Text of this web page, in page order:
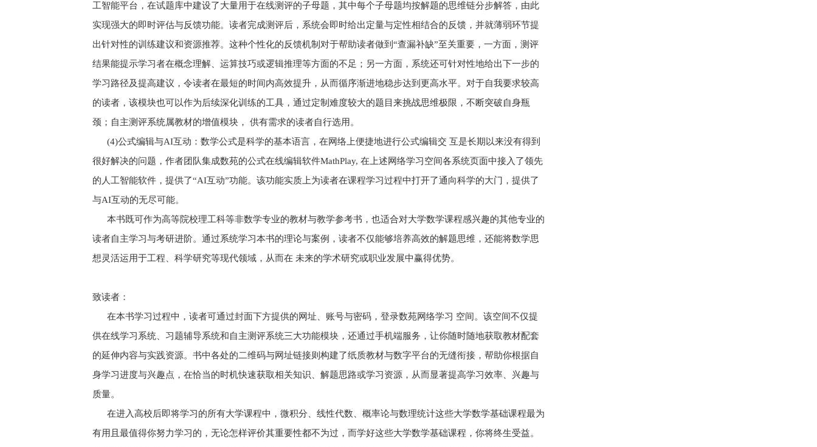
工智能平台，在试题库中建设了大量用于在线测评的子母题，其中每个子母题均按解题的思维链分步解答，由此
实现强大的即时评估与反馈功能。读者完成测评后，系统会即时给出定量与定性相结合的反馈，并就薄弱环节提
出针对性的训练建议和资源推荐。这种个性化的反馈机制对于帮助读者做到“查漏补缺”至关重要，一方面，测评
结果能提示学习者在概念理解、运算技巧或逻辑推理等方面的不足；另一方面，系统还可针对性地给出下一步的
学习路径及提高建议，令读者在最短的时间内高效提升，从而循序渐进地稳步达到更高水平。对于自我要求较高
的读者，该模块也可以作为后续深化训练的工具，通过定制难度较大的题目来挑战思维极限，不断突破自身瓶
颈；自主测评系统属教材的增值模块， 供有需求的读者自行选用。
(4)公式编辑与AI互动：数学公式是科学的基本语言，在网络上便捷地进行公式编辑交 互是长期以来没有得到
很好解决的问题，作者团队集成数苑的公式在线编辑软件MathPlay, 在上述网络学习空间各系统页面中接入了领先
的人工智能软件，提供了“AI互动”功能。该功能实质上为读者在课程学习过程中打开了通向科学的大门，提供了
与AI互动的无尽可能。
本书既可作为高等院校理工科等非数学专业的教材与教学参考书，也适合对大学数学课程感兴趣的其他专业的
读者自主学习与考研进阶。通过系统学习本书的理论与案例，读者不仅能够培养高效的解题思维，还能将数学思
想灵活运用于工程、科学研究等现代领域，从而在 未来的学术研究或职业发展中赢得优势。
致读者：
在本书学习过程中，读者可通过封面下方提供的网址、账号与密码，登录数苑网络学习 空间。该空间不仅提
供在线学习系统、习题辅导系统和自主测评系统三大功能模块，还通过手机端服务，让你随时随地获取教材配套
的延伸内容与实践资源。书中各处的二维码与网址链接则构建了纸质教材与数字平台的无缝衔接，帮助你根据自
身学习进度与兴趣点，在恰当的时机快速获取相关知识、解题思路或学习资源，从而显著提高学习效率、兴趣与
质量。
在进入高校后即将学习的所有大学课程中，微积分、线性代数、概率论与数理统计这些大学数学基础课程最为
有用且最值得你努力学习的，无论怎样评价其重要性都不为过，而学好这些大学数学基础课程，你将终生受益。